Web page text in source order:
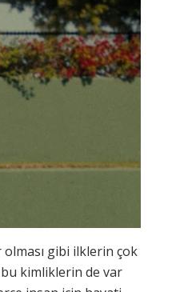
olması gibi ilklerin çok
kimliklerin de var